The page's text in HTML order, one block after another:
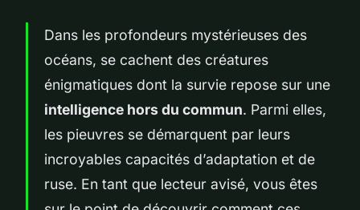
Dans les profondeurs mystérieuses des
océans, se cachent des créatures
énigmatiques dont la survie repose sur une
intelligence hors du commun. Parmi elles,
les pieuvres se démarquent par leurs
incroyables capacités d’adaptation et de
ruse. En tant que lecteur avisé, vous êtes